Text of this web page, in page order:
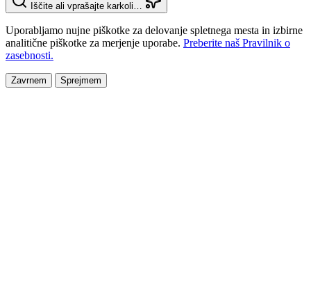
Iščite ali vprašajte karkoli…
Uporabljamo nujne piškotke za delovanje spletnega mesta in izbirne
analitične piškotke za merjenje uporabe. Preberite naš Pravilnik o
zasebnosti.
Zavrnem Sprejmem